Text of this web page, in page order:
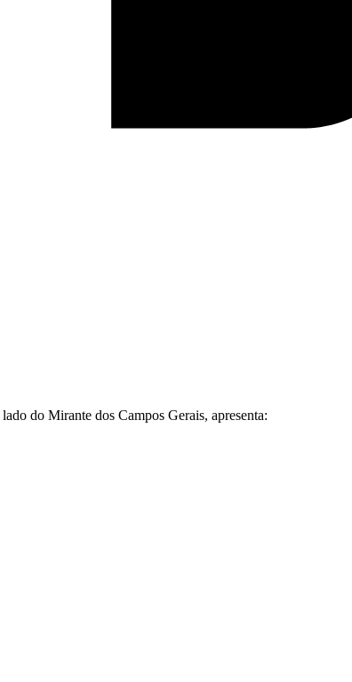
do Mirante dos Campos Gerais, apresenta: